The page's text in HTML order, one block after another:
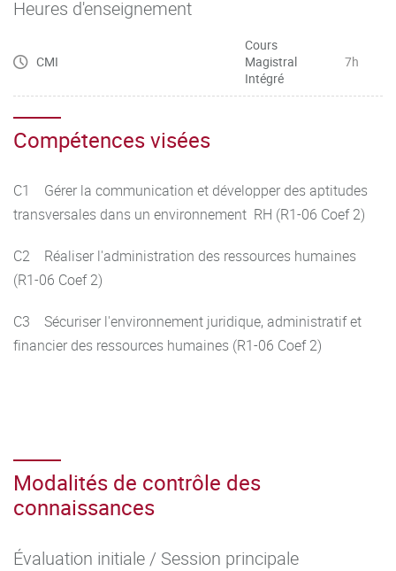
Heures d'enseignement
CMI
Cours
Magistral
Intégré
7h
Compétences visées
C1 Gérer la communication et développer des aptitudes
transversales dans un environnement RH (R1-06 Coef 2)
C2 Réaliser l'administration des ressources humaines
(R1-06 Coef 2)
C3 Sécuriser l'environnement juridique, administratif et
financier des ressources humaines (R1-06 Coef 2)
Modalités de contrôle des
connaissances
Évaluation initiale / Session principale